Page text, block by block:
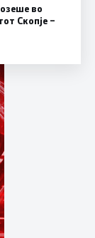
во
Скопје –